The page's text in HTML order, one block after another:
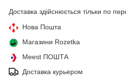
Доставка здійснюється тільки по
Нова Пошта
Магазини Rozetka
Meest ПОШТА
Доставка курьером